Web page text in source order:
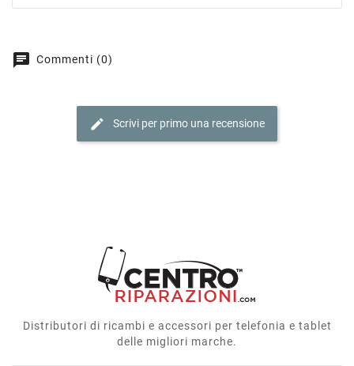
chat Commenti (0)
edit Scrivi per primo una recensione
Distributori di ricambi e accessori per telefonia e tablet
delle migliori marche.